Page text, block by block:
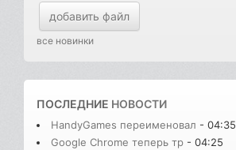
добавить файл
все новинки
ПОСЛЕДНИЕ НОВОСТИ
HandyGames переименовал - 04:35
Google Chrome теперь тр - 04:25